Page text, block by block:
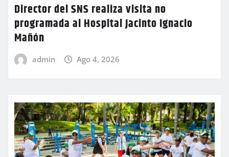
Director del SNS realiza visita no
programada al Hospital Jacinto Ignacio
Mañón
admin Ago 4, 2026